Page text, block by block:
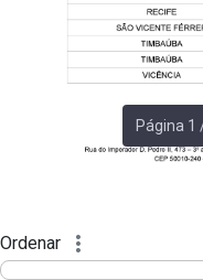
Página 1
Ordenar